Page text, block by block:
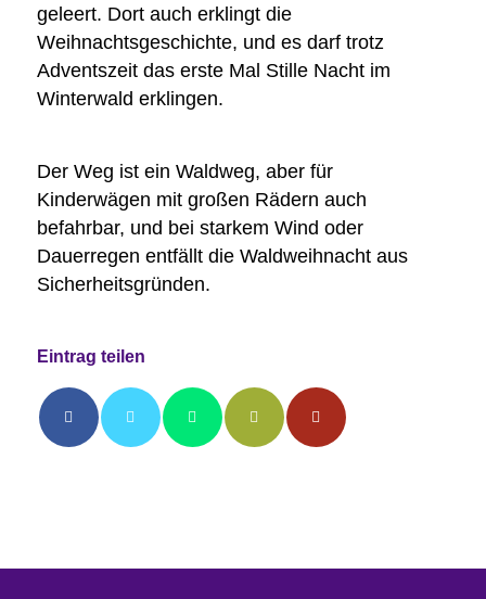
geleert. Dort auch erklingt die
Weihnachtsgeschichte, und es darf trotz
Adventszeit das erste Mal Stille Nacht im
Winterwald erklingen.
Der Weg ist ein Waldweg, aber für
Kinderwägen mit großen Rädern auch
befahrbar, und bei starkem Wind oder
Dauerregen entfällt die Waldweihnacht aus
Sicherheitsgründen.
Eintrag teilen